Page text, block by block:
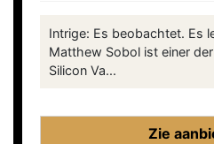
Intrige: Es beobachtet. Es
Matthew Sobol ist einer
Silicon Va...
Zie